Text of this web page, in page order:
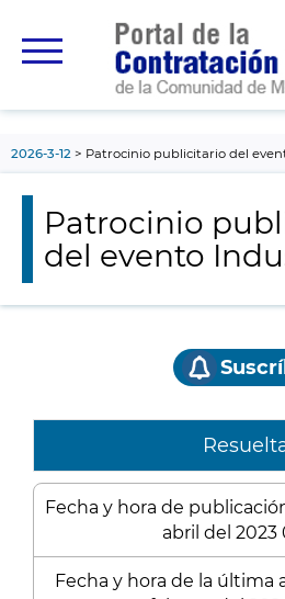
principal
2026-3-12 Patrocinio publicitario del
Patrocinio
del evento
Fecha y hora de
abril del 2023
Fecha y hora de la última